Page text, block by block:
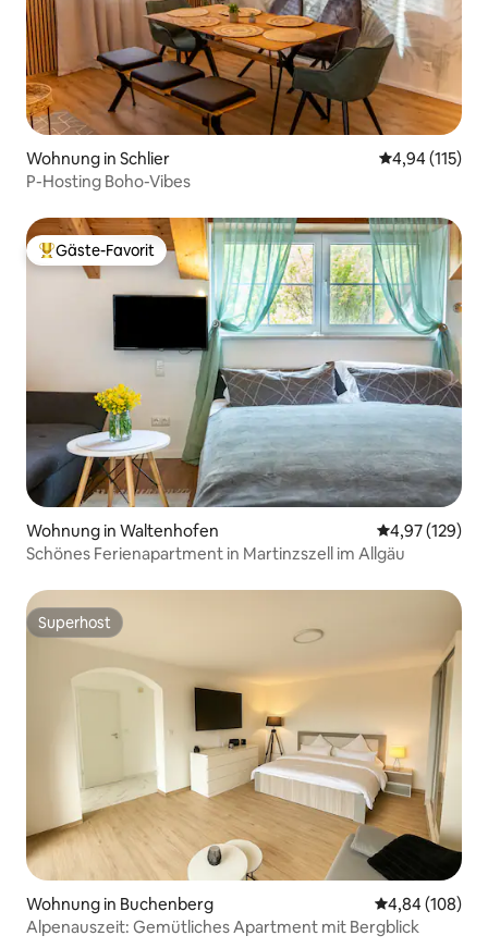
Wohnung in Schlier
4,94 (115)
P-Hosting Boho-Vibes
Beliebter Gäste-Favorit.
Gäste-Favorit
Wohnung in Waltenhofen
4,97 (129)
Schönes Ferienapartment in Martinzszell im Allgäu
Superhost
Superhost
Wohnung in Buchenberg
4,84 (108)
Alpenauszeit: Gemütliches Apartment mit Bergblick